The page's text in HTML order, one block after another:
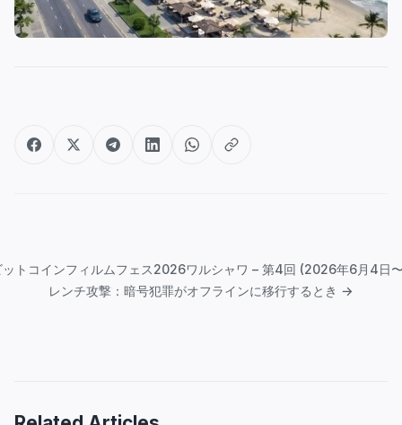
トコインフィルムフェス2026ワルシャワ – 第4回 (2026年6月4日
レンチ攻撃：暗号犯罪がオフラインに移行するとき →